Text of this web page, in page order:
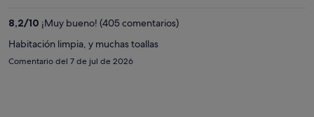
8,2/10 ¡Muy bueno! (405 comentarios)
Habitación limpia, y muchas toallas
Comentario del 7 de jul de 2026